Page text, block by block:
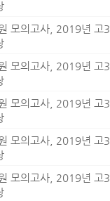
모의고사, 2019년 고3
모의고사, 2019년 고3
모의고사, 2019년 고3
모의고사, 2019년 고3
모의고사, 2019년 고3